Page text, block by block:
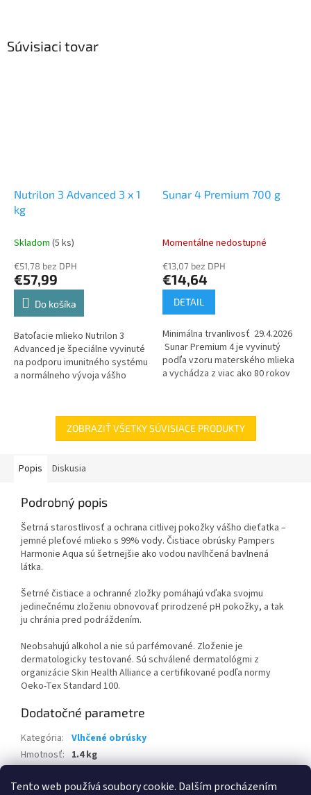
Tento web používá soubory cookie. Dalším procházením
Súvisiaci tovar
Nutrilon 3 Advanced 3 x 1
kg
Skladom (5 ks)
€51,78 bez DPH
€57,99
Do košíka
Batoľacie mlieko Nutrilon 3
Advanced je špeciálne vyvinuté
na podporu imunitného systému
a normálneho vývoja vášho
vyrábané...
Sunar 4 Premium 700 g
Momentálne nedostupné
€13,07 bez DPH
€14,64
DETAIL
Minimálna trvanlivosť 29.4.2026
Sunar Premium 4 je vyvinutý
podľa vzoru materského mlieka
a vychádza z viac ako 80 rokov
ZOBRAZIŤ VŠETKY SÚVISIACE PRODUKTY
Popis Diskusia
Podrobný popis
Šetrná starostlivosť a ochrana citlivej pokožky vášho dieťatka –
jemné pleťové mlieko s 99% vody. Čistiace obrúsky Pampers
Harmonie Aqua sú šetrnejšie ako vodou navlhčená bavlnená
látka.
Šetrné čistiace a ochranné zložky pomáhajú vďaka svojmu
jedinečnému zloženiu obnovovať prirodzené pH pokožky, a tak
ju chránia pred podráždením.
Neobsahujú alkohol a nie sú parfémované. Zloženie je
dermatologicky testované. Sú schválené dermatológmi z
organizácie Skin Health Alliance a certifikované podľa normy
Oeko-Tex Standard 100.
Dodatočné parametre
Kategória: Vlhčené obrúsky
Hmotnosť: 1.4 kg
Položka bola vypredaná…